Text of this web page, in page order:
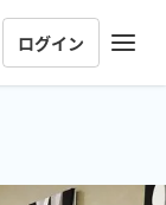
ログイン